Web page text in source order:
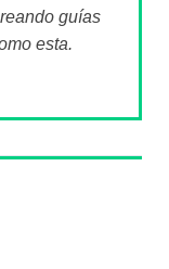
guías
esta.